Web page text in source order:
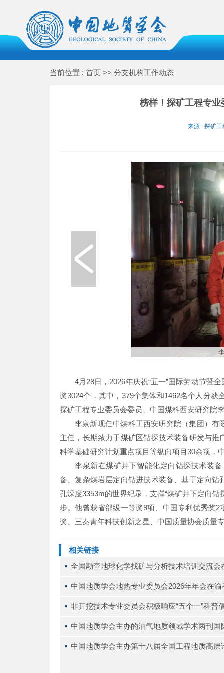
当前位置 : 首页 >> 分支机构工作动态
榜样！探矿工程专
来源 : 探矿
4月28日，2026年庆祝“五一”国际劳动节暨
奖3024个，其中，379个集体和1462名个人分
探矿工程专业委员会委员、中国煤科西安研究院
李泉新现任中煤科工西安研究院（集团）
主任，长期致力于煤矿区钻探技术装备研发与
科学基础研究计划重点项目等纵向项目30余项，
李泉新在煤矿井下智能化定向钻探技术装
备、复杂煤岩层定向钻进技术装备、基于定向
孔深度3353m的世界纪录，支撑“煤矿井下定向
步。他曾获省部级一等奖9项、中国专利优秀奖
奖、三秦青年科技创新之星、中国质量协会质量
相关链接
▪ 全国勘查地球化学找矿与分析技术培训交流
▪ 中国地质学会地热专业委员会2026年年会在渝
▪ 非开挖技术专业委员会积极响应“五个一”科普
▪ 中国地质学会主办的油气地质领域学术两刊国
▪ 中国地质学会主办第十八届全国工程地质高层